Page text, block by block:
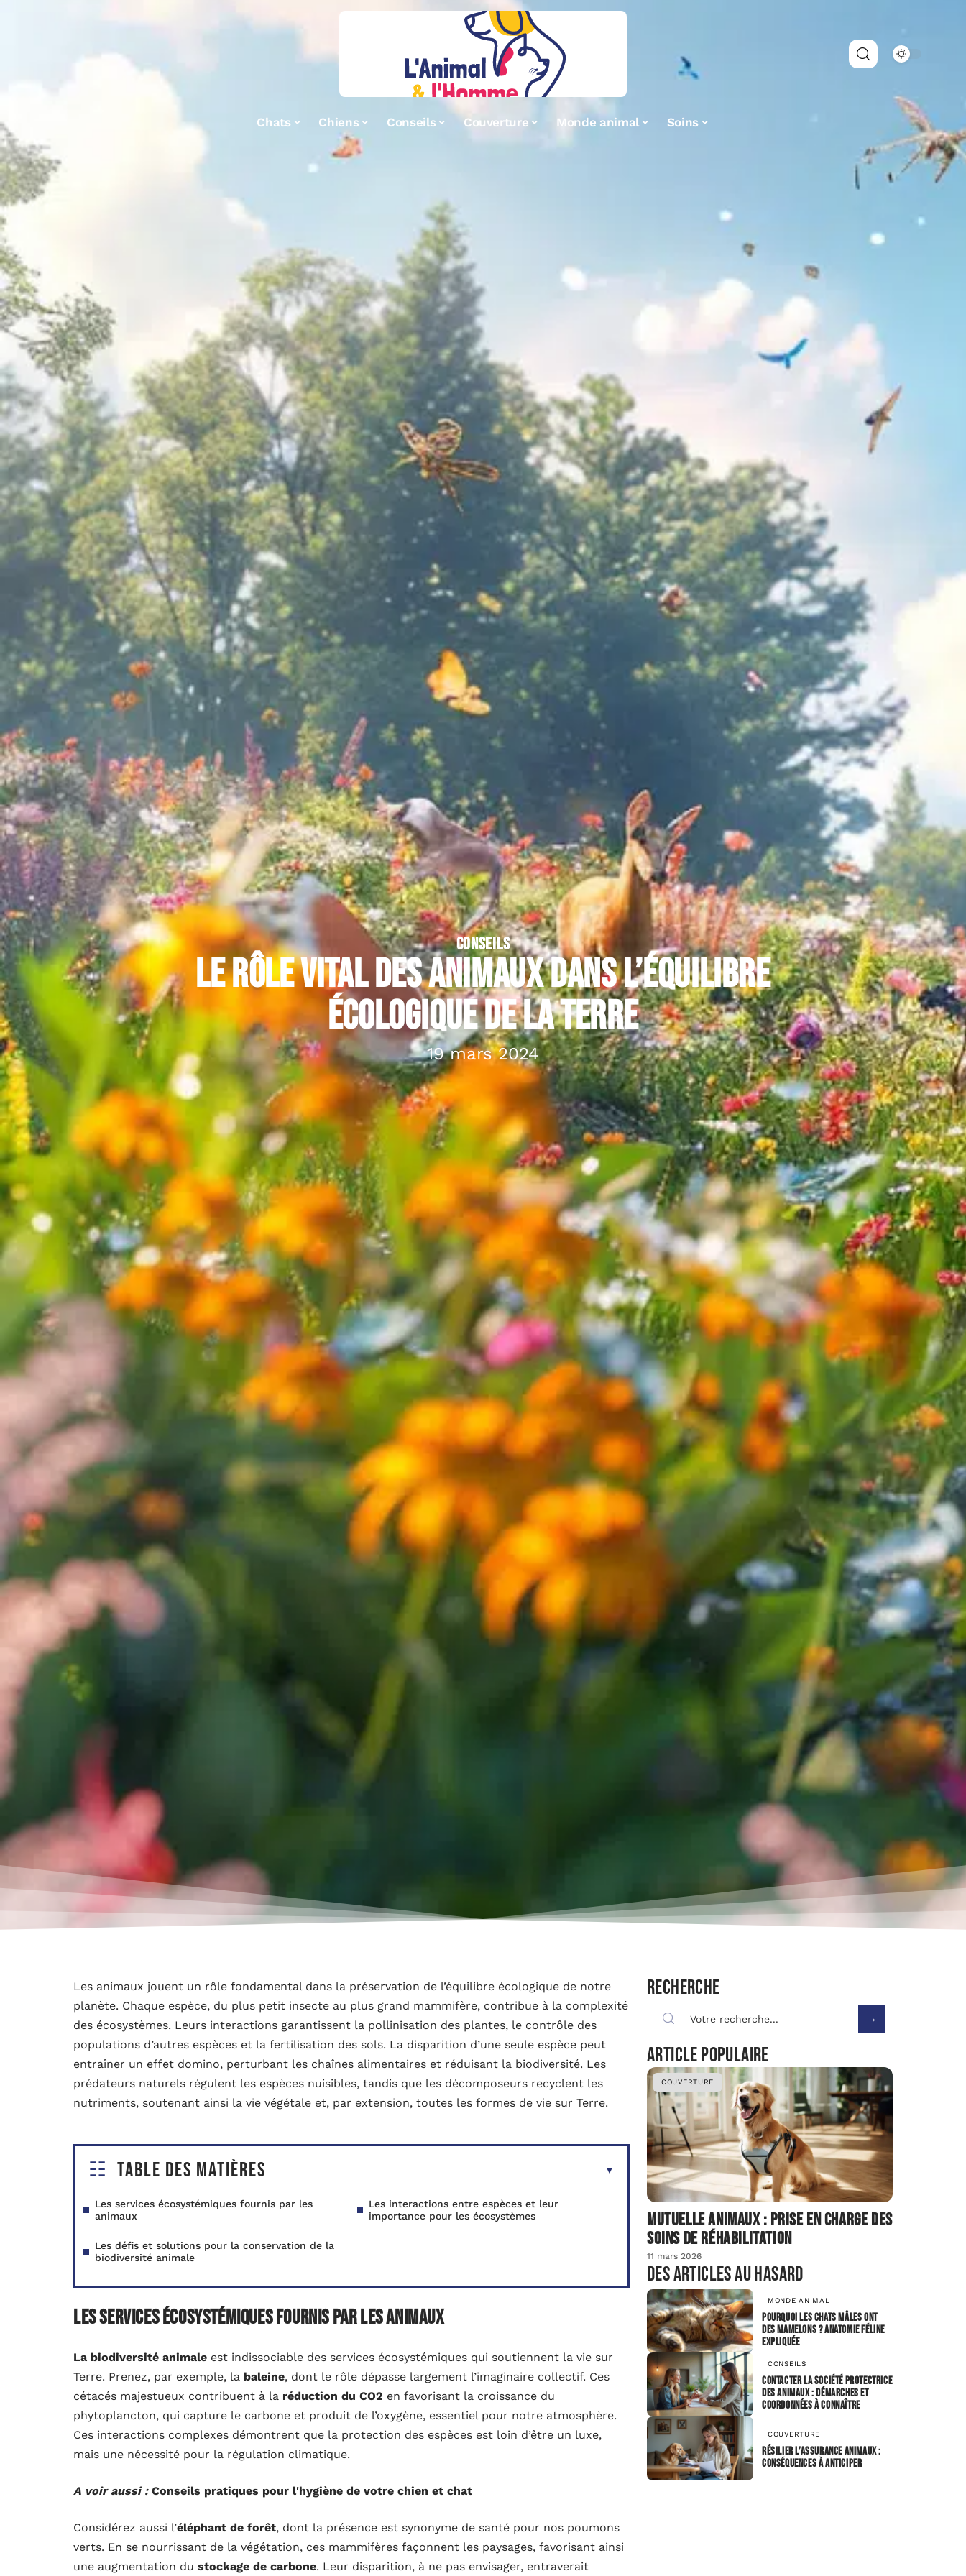
Chats Chiens Conseils Couverture Monde animal Soins
CONSEILS
Le rôle vital des animaux dans l’équilibre
écologique de la terre
19 mars 2024
Les animaux jouent un rôle fondamental dans la préservation de l’équilibre écologique de notre
planète. Chaque espèce, du plus petit insecte au plus grand mammifère, contribue à la complexité
des écosystèmes. Leurs interactions garantissent la pollinisation des plantes, le contrôle des
populations d’autres espèces et la fertilisation des sols. La disparition d’une seule espèce peut
entraîner un effet domino, perturbant les chaînes alimentaires et réduisant la biodiversité. Les
prédateurs naturels régulent les espèces nuisibles, tandis que les décomposeurs recyclent les
nutriments, soutenant ainsi la vie végétale et, par extension, toutes les formes de vie sur Terre.
Table des matières
Les services écosystémiques fournis par les
animaux
Les interactions entre espèces et leur
importance pour les écosystèmes
Les défis et solutions pour la conservation de la
biodiversité animale
Les services écosystémiques fournis par les animaux
La biodiversité animale est indissociable des services écosystémiques qui soutiennent la vie sur
Terre. Prenez, par exemple, la baleine, dont le rôle dépasse largement l’imaginaire collectif. Ces
cétacés majestueux contribuent à la réduction du CO2 en favorisant la croissance du
phytoplancton, qui capture le carbone et produit de l’oxygène, essentiel pour notre atmosphère.
Ces interactions complexes démontrent que la protection des espèces est loin d’être un luxe,
mais une nécessité pour la régulation climatique.
A voir aussi : Conseils pratiques pour l'hygiène de votre chien et chat
Considérez aussi l’éléphant de forêt, dont la présence est synonyme de santé pour nos poumons
verts. En se nourrissant de la végétation, ces mammifères façonnent les paysages, favorisant ainsi
une augmentation du stockage de carbone. Leur disparition, à ne pas envisager, entraverait
Recherche
Article populaire
COUVERTURE
Mutuelle animaux : prise en charge des
soins de réhabilitation
11 mars 2026
Des articles au hasard
MONDE ANIMAL
Pourquoi les chats mâles ont
des mamelons ? Anatomie féline
expliquée
CONSEILS
Contacter la Société Protectrice
des Animaux : démarches et
coordonnées à connaître
COUVERTURE
Résilier l’assurance animaux :
conséquences à anticiper